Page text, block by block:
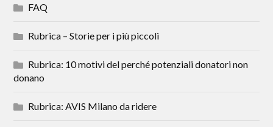
FAQ
Rubrica – Storie per i più piccoli
Rubrica: 10 motivi del perché potenziali donatori non
donano
Rubrica: AVIS Milano da ridere